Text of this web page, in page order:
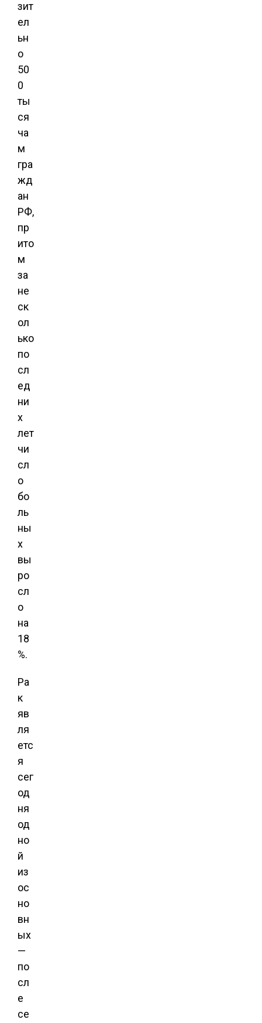
зит
ел
ьн
о
50
0
ты
ся
ча
м
гра
жд
ан
РФ,
пр
ито
м
за
не
ск
ол
ько
по
сл
ед
ни
х
лет
чи
сл
о
бо
ль
ны
х
вы
ро
сл
о
на
18
%.
Ра
к
яв
ля
етс
я
сег
од
ня
од
но
й
из
ос
но
вн
ых
—
по
сл
е
се